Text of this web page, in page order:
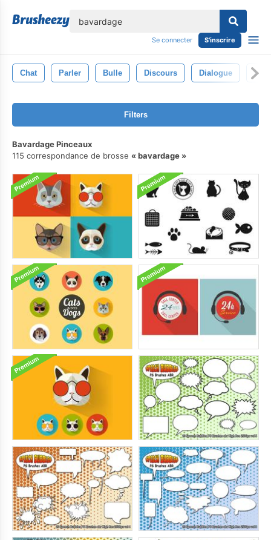
Se connecter S'inscrire
Chat Parler Bulle Discours Dialogue La
Filters
Bavardage Pinceaux
115 correspondance de brosse
bavardage